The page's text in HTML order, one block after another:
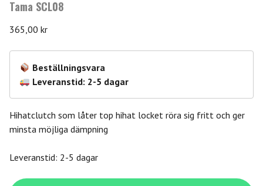
Tama SCL08
365,00 kr
Beställningsvara
Leveranstid: 2-5 dagar
Hihatclutch som låter top hihat locket röra sig fritt och ger
minsta möjliga dämpning
Leveranstid: 2-5 dagar